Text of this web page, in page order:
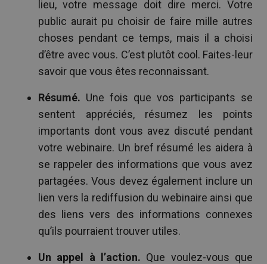
lieu, votre message doit dire merci. Votre
public aurait pu choisir de faire mille autres
choses pendant ce temps, mais il a choisi
d’être avec vous. C’est plutôt cool. Faites-leur
savoir que vous êtes reconnaissant.
Résumé. Une fois que vos participants se
sentent appréciés, résumez les points
importants dont vous avez discuté pendant
votre webinaire. Un bref résumé les aidera à
se rappeler des informations que vous avez
partagées. Vous devez également inclure un
lien vers la rediffusion du webinaire ainsi que
des liens vers des informations connexes
qu’ils pourraient trouver utiles.
Un appel à l’action. Que voulez-vous que